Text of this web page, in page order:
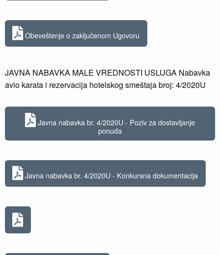
Obeveštenje o zaključenom Ugovoru
JAVNA NABAVKA MALE VREDNOSTI USLUGA Nabavka
avio karata i rezervacija hotelskog smeštaja broj: 4/2020U
Javna nabavka br. 4/2020U - Poziv za dostavljanje
ponuda
Javna nabavka br. 4/2020U - Konkursna dokumentacija